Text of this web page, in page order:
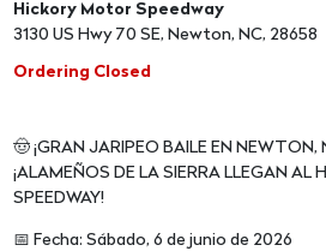
Hickory Motor Speedway
3130 US Hwy 70 SE, Newton, NC, 28658
Ordering Closed
🤠 ¡GRAN JARIPEO BAILE EN
¡ALAMEÑOS DE LA SIERRA LLEGAN AL
SPEEDWAY!
📅 Fecha: Sábado, 6 de junio de 2026